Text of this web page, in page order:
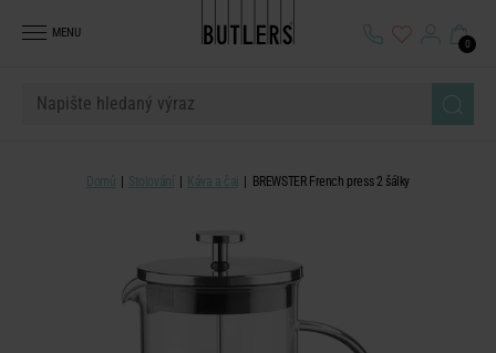
MENU
0
Domů Stolování Káva a čaj BREWSTER French press 2 šálky